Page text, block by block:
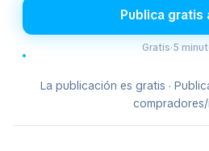
Mercedes-Benz E 300 E 4MATIC